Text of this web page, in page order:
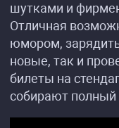
шутками и
Отличная
юмором,
новые, так и
билеты на
собирают полный